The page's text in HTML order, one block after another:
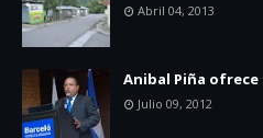
Abril 04, 2013
Anibal Piña ofrece
Julio 09, 2012